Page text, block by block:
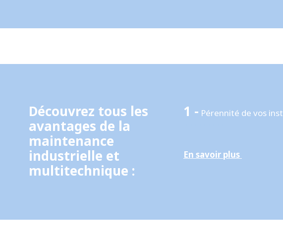
Découvrez tous les
avantages de la
maintenance
industrielle et
multitechnique :
1 - Pérennité de vos
En savoir plus